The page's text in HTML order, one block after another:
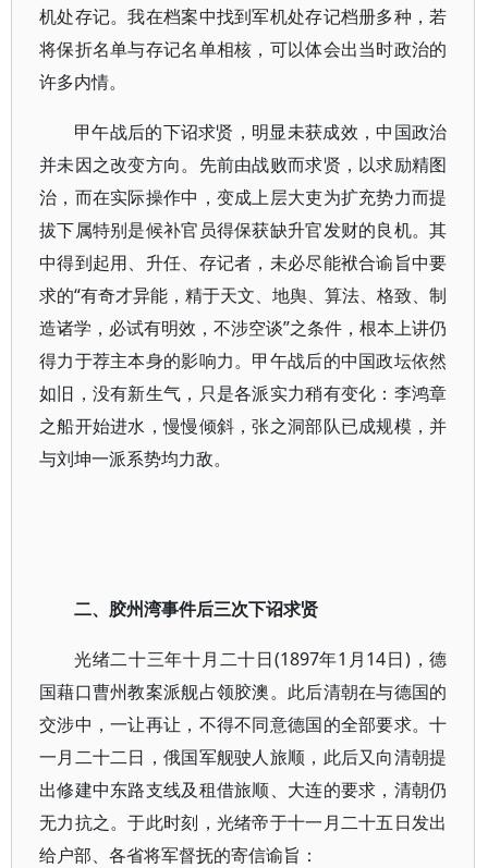
机处存记。我在档案中找到军机处存记档册多种，若
将保折名单与存记名单相核，可以体会出当时政治的
许多内情。
甲午战后的下诏求贤，明显未获成效，中国政治
并未因之改变方向。先前由战败而求贤，以求励精图
治，而在实际操作中，变成上层大吏为扩充势力而提
拔下属特别是候补官员得保获缺升官发财的良机。其
中得到起用、升任、存记者，未必尽能袱合谕旨中要
求的“有奇才异能，精于天文、地舆、算法、格致、制
造诸学，必试有明效，不涉空谈”之条件，根本上讲仍
得力于荐主本身的影响力。甲午战后的中国政坛依然
如旧，没有新生气，只是各派实力稍有变化：李鸿章
之船开始进水，慢慢倾斜，张之洞部队已成规模，并
与刘坤一派系势均力敌。
二、胶州湾事件后三次下诏求贤
光绪二十三年十月二十日(1897年1月14日)，德
国藉口曹州教案派舰占领胶澳。此后清朝在与德国的
交涉中，一让再让，不得不同意德国的全部要求。十
一月二十二日，俄国军舰驶人旅顺，此后又向清朝提
出修建中东路支线及租借旅顺、大连的要求，清朝仍
无力抗之。于此时刻，光绪帝于十一月二十五日发出
给户部、各省将军督抚的寄信谕旨：